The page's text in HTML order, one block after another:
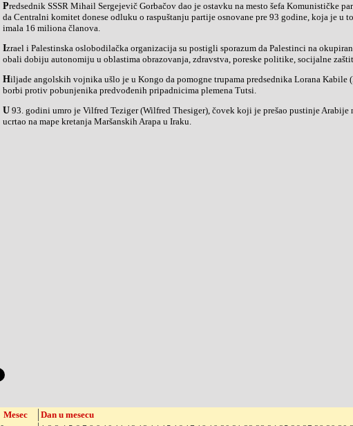
Predsednik SSSR Mihail Sergejevič Gorbačov dao je ostavku na mesto šefa Komunističke partije i zatražio
da Centralni komitet donese odluku o raspuštanju partije osnovane pre 93 godine, koja je u
imala 16 miliona članova.
Izrael i Palestinska oslobodilačka organizacija su postigli sporazum da Palestinci na okupiranoj Zapadnoj
obali dobiju autonomiju u oblastima obrazovanja, zdravstva, poreske politike, socijalne
Hiljade angolskih vojnika ušlo je u Kongo da pomogne trupama predsednika Lorana Kabile (Laurent) u
borbi protiv pobunjenika predvođenih pripadnicima plemena Tutsi.
U 93. godini umro je Vilfred Teziger (Wilfred Thesiger), čovek koji je prešao pustinje Arabije na kamili i
ucrtao na mape kretanja Maršanskih Arapa u Iraku.
Mesec
Dan u mesecu